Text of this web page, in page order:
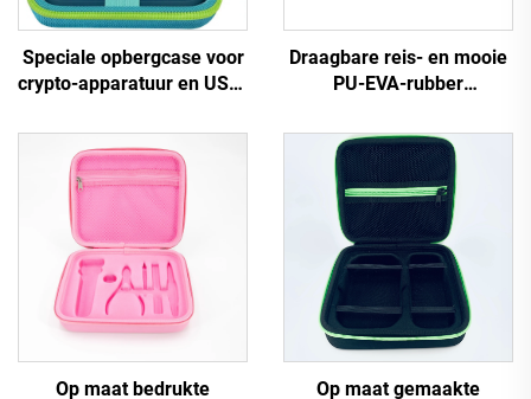
Speciale opbergcase voor
crypto-apparatuur en USB-
transportcase voor
hardware
Draagbare reis- en mooie
PU-EVA-rubber
opbergzak, op maat
gemaakte waterdichte
ritszak
Op maat bedrukte Op maat gemaakte